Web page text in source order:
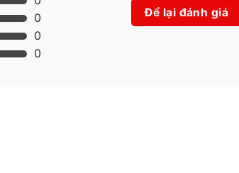
0
0
0
Để lại đánh giá